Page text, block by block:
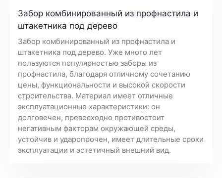
Забор комбинированный из профнастила и
штакетника под дерево
Забор комбинированный из профнастила и
штакетника под дерево. Уже много лет
пользуются популярностью заборы из
профнастила, благодаря отличному сочетанию
цены, функциональности и высокой скорости
строительства. Материал имеет отличные
эксплуатационные характеристики: он
долговечен, превосходно противостоит
негативным факторам окружающей среды,
устойчив и ударопрочен, имеет длительные сроки
эксплуатации и эстетичный внешний вид.